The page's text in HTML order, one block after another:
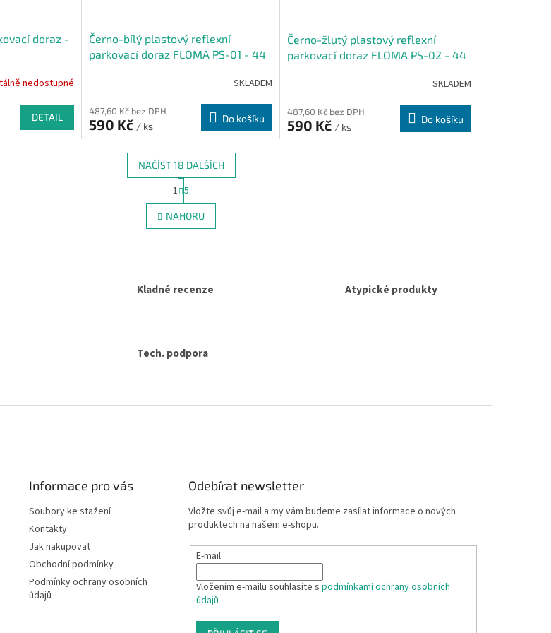
doraz -
nedostupné
DETAIL
Černo-bílý plastový reflexní
parkovací doraz FLOMA PS-01 - 44
SKLADEM
487,60 Kč bez DPH
590 Kč / ks
Do košíku
Černo-žlutý plastový reflexní
parkovací doraz FLOMA PS-02 - 44
SKLADEM
487,60 Kč bez DPH
590 Kč / ks
Do košíku
O
v
l
í
y
i
NAČÍST 18 DALŠÍCH
S
t
r
á
n
n
1 5
NAHORU
Kladné recenze Atypické produkty
Tech. podpora
Informace pro vás
Soubory ke stažení
Kontakty
Jak nakupovat
Obchodní podmínky
Podmínky ochrany osobních
údajů
Odebírat newsletter
Vložte svůj e-mail a my vám budeme zasílat informace o nových
produktech na našem e-shopu.
E-mail
Vložením e-mailu souhlasíte spodmínkami ochrany osobních
údajů